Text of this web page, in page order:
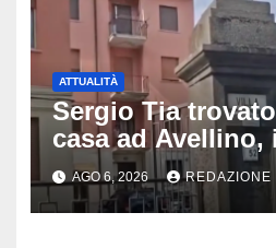
ATTUALITÀ
Sergio Tia
casa ad
porta socchiusa:
l’autopsia
AGO 6, 2026 REDAZIONE